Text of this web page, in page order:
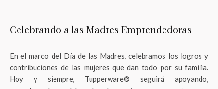
Celebrando a las Madres Emprendedoras
En el marco del Día de las Madres, celebramos los logros y
contribuciones de las mujeres que dan todo por su familia.
Hoy y siempre, Tupperware® seguirá apoyando,